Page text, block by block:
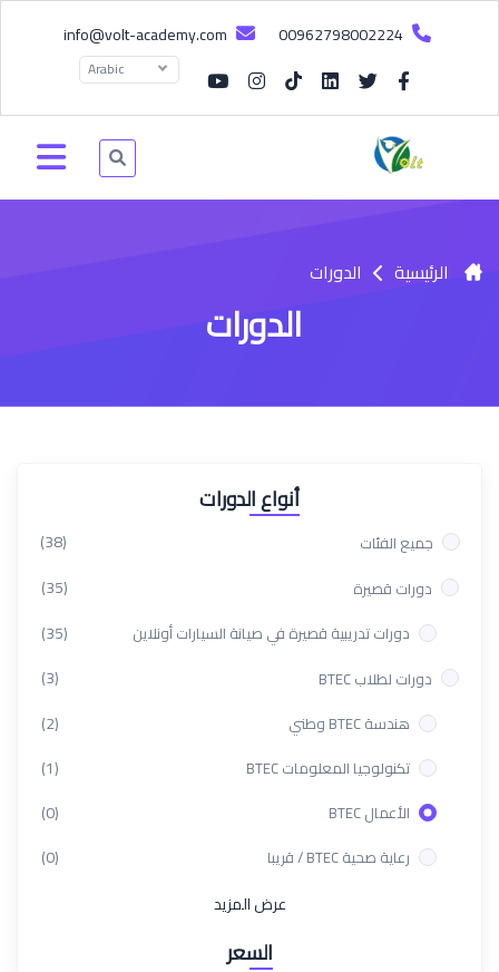
00962798002224
Arabic
الرئيسية الدورات
الدورات
أنواع الدورات
جميع الفئات (38)
دورات قصيرة (35)
دورات تدريبية قصيرة في صيانة السيارات أونلاين (35)
دورات لطلاب BTEC (3)
هندسة BTEC وطني (2)
تكنولوجيا المعلومات BTEC (1)
الأعمال BTEC (0)
رعاية صحية BTEC / قريبا
(0)
عرض المزيد
السعر